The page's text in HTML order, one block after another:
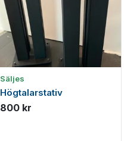
Säljes
Högtalarstativ
800 kr